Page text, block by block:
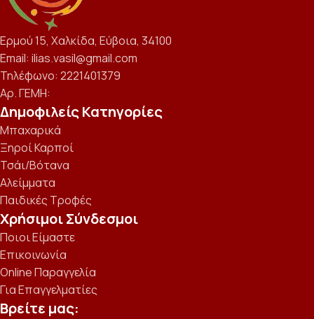
Ερμού 15, Χαλκίδα, Εύβοια, 34100
Email: ilias.vasil@gmail.com
Τηλέφωνο: 2221401379
Αρ. ΓΕΜΗ:
Δημοφιλείς Κατηγορίες
Μπαχαρικά
Ξηροί Καρποί
Τσάι/Βότανα
Αλείμματα
Παιδικές Τροφές
Χρήσιμοι Σύνδεσμοι
Ποιοι Είμαστε
Επικοινωνία
Online Παραγγελία
Για Επαγγελματίες
Βρείτε μας: